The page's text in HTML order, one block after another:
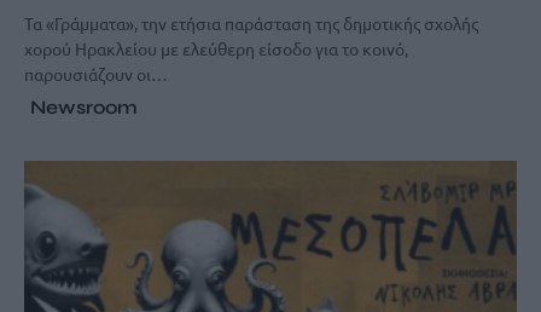
Τα «Γράμματα», την ετήσια παράσταση της δημοτικής σχολής
χορού Ηρακλείου με ελεύθερη είσοδο για το κοινό,
παρουσιάζουν οι…
Newsroom